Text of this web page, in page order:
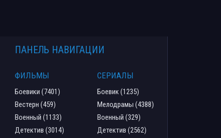
ПАНЕЛЬ НАВИГАЦИИ
ФИЛЬМЫ
Боевики (7401)
Вестерн (459)
Военный (1133)
Детектив (3014)
СЕРИАЛЫ
Боевик (1235)
Мелодрамы (4388)
Военный (329)
Детектив (2562)